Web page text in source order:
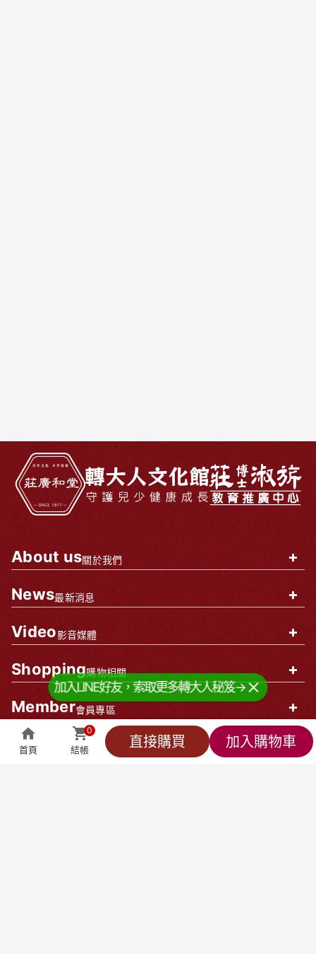
首頁 結帳
0
直接購買 加入購物車
加入LINE好友，索取更多轉大人秘笈→
About us關於我們 +
News最新消息 +
Video影音媒體 +
Shopping購物相關 +
Member會員專區 +
企業資訊
全部商品 萬能客服 貼心小編 會員專區
0
結帳